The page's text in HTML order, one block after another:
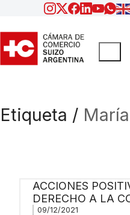
Etiqueta /
ACCIONES
DERECHO A LA
09/12/2021